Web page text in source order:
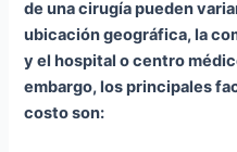
de una cirugía pueden
ubicación geográfica, la
y el hospital o centro
embargo, los principales
costo son: